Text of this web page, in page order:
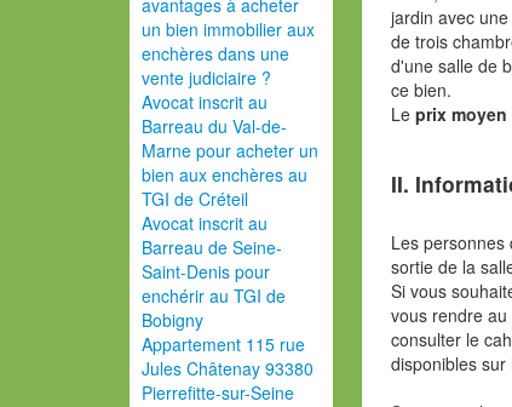
avantages à acheter
un bien immobilier aux
enchères dans une
vente judiciaire ?
Avocat inscrit au
Barreau du Val-de-
Marne pour acheter un
bien aux enchères au
TGI de Créteil
Avocat inscrit au
Barreau de Seine-
Saint-Denis pour
enchérir au TGI de
Bobigny
Appartement 115 rue
Jules Châtenay 93380
Pierrefitte-sur-Seine
jardin avec
de trois
d'une salle de
ce bien.
Leprix moyen
II.
Les
sortie de la
Si vous
vous rendre
consulter le
disponibles sur